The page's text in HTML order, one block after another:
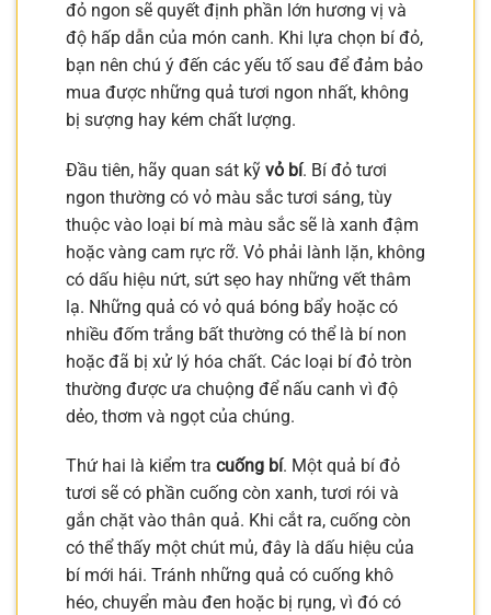
đỏ ngon sẽ quyết định phần lớn hương vị và
độ hấp dẫn của món canh. Khi lựa chọn bí đỏ,
bạn nên chú ý đến các yếu tố sau để đảm bảo
mua được những quả tươi ngon nhất, không
bị sượng hay kém chất lượng.
Đầu tiên, hãy quan sát kỹ vỏ bí. Bí đỏ tươi
ngon thường có vỏ màu sắc tươi sáng, tùy
thuộc vào loại bí mà màu sắc sẽ là xanh đậm
hoặc vàng cam rực rỡ. Vỏ phải lành lặn, không
có dấu hiệu nứt, sứt sẹo hay những vết thâm
lạ. Những quả có vỏ quá bóng bẩy hoặc có
nhiều đốm trắng bất thường có thể là bí non
hoặc đã bị xử lý hóa chất. Các loại bí đỏ tròn
thường được ưa chuộng để nấu canh vì độ
dẻo, thơm và ngọt của chúng.
Thứ hai là kiểm tra cuống bí. Một quả bí đỏ
tươi sẽ có phần cuống còn xanh, tươi rói và
gắn chặt vào thân quả. Khi cắt ra, cuống còn
có thể thấy một chút mủ, đây là dấu hiệu của
bí mới hái. Tránh những quả có cuống khô
héo, chuyển màu đen hoặc bị rụng, vì đó có